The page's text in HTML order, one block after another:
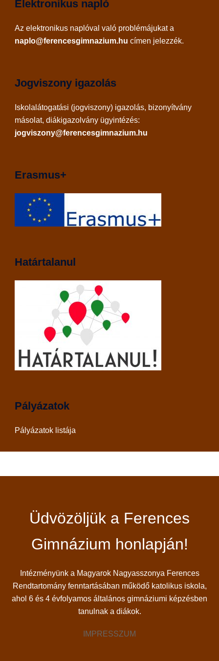
Elektronikus napló
Az elektronikus naplóval való problémájukat a
naplo@ferencesgimnazium.hu címen jelezzék.
Jogviszony igazolás
Iskolalátogatási (jogviszony) igazolás, bizonyítvány
másolat, diákigazolvány ügyintézés:
jogviszony@ferencesgimnazium.hu
Erasmus+
Határtalanul
Pályázatok
Pályázatok listája
Üdvözöljük a Ferences
Gimnázium honlapján!
Intézményünk a Magyarok Nagyasszonya Ferences
Rendtartomány fenntartásában működő katolikus iskola,
ahol 6 és 4 évfolyamos általános gimnáziumi képzésben
tanulnak a diákok.
IMPRESSZUM